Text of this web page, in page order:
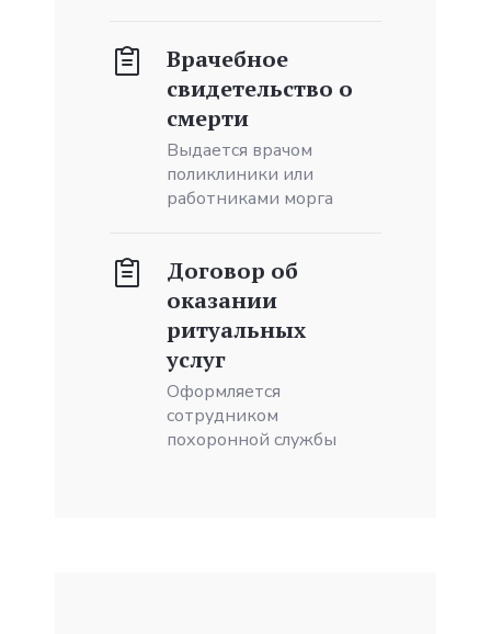
Врачебное
свидетельство o
смерти
Выдается врачом
поликлиники или
работниками морга
Договор об
оказании
ритуальных
услуг
Оформляется
сотрудником
похоронной службы